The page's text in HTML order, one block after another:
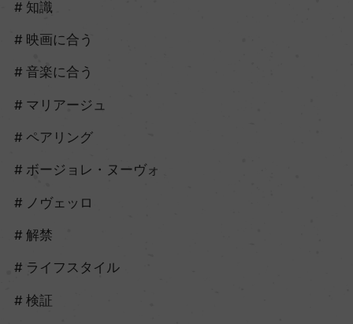
知識
映画に合う
音楽に合う
マリアージュ
ペアリング
ボージョレ・ヌーヴォ
ノヴェッロ
解禁
ライフスタイル
検証